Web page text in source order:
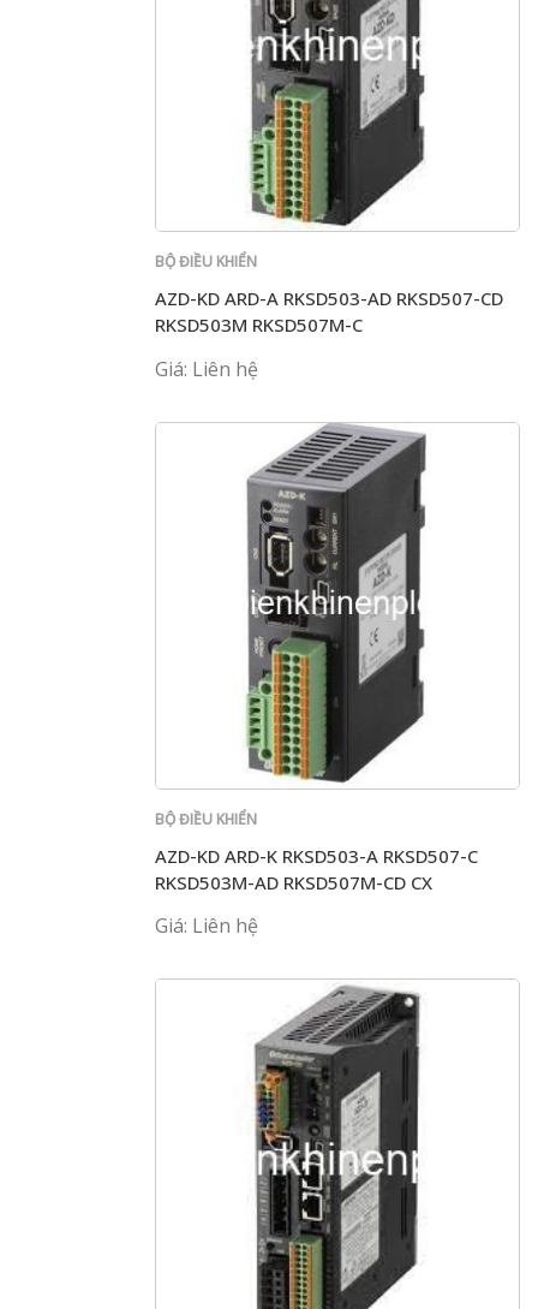
BỘ ĐIỀU KHIỂN
AZD-KD ARD-A RKSD503-AD RKSD507-CD
RKSD503M RKSD507M-C
Giá: Liên hệ
BỘ ĐIỀU KHIỂN
AZD-KD ARD-K RKSD503-A RKSD507-C
RKSD503M-AD RKSD507M-CD CX
Giá: Liên hệ